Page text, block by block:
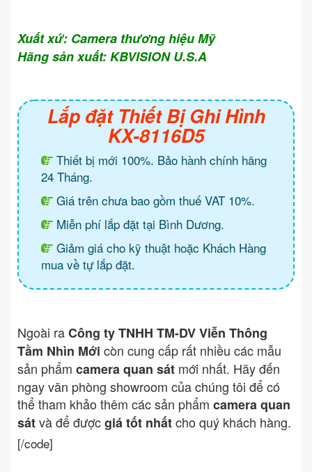
Xuất xứ: Camera thương hiệu Mỹ
Hãng sản xuất: KBVISION U.S.A
Lắp đặt Thiết Bị Ghi Hình
KX-8116D5
Thiết bị mới 100%. Bảo hành chính hãng
24 Tháng.
Giá trên chưa bao gồm thuế VAT 10%.
Miễn phí lắp đặt tại Bình Dương.
Giảm giá cho kỹ thuật hoặc Khách Hàng
mua về tự lắp đặt.
Ngoài raCông ty TNHH TM-DV Viễn Thông
Tầm Nhìn Mới còn cung cấp rất nhiều các mẫu
sản phẩm camera quan sát mới nhất. Hãy đến
ngay văn phòng showroom của chúng tôi để có
thể tham khảo thêm các sản phẩm camera quan
sátvà để đượcgiá tốt nhấtcho quý khách hàng.
[/code]